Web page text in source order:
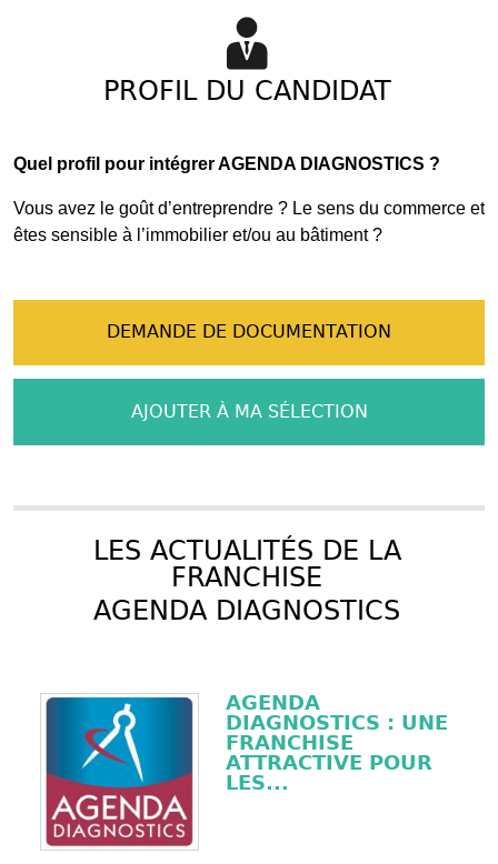
PROFIL DU CANDIDAT
Quel profil pour intégrer AGENDA DIAGNOSTICS ?
Vous avez le goût d’entreprendre ? Le sens du commerce et
êtes sensible à l’immobilier et/ou au bâtiment ?
DEMANDE DE DOCUMENTATION
AJOUTER À MA SÉLECTION
LES ACTUALITÉS DE LA
FRANCHISE
AGENDA DIAGNOSTICS
AGENDA
DIAGNOSTICS : UNE
FRANCHISE
ATTRACTIVE POUR
LES...